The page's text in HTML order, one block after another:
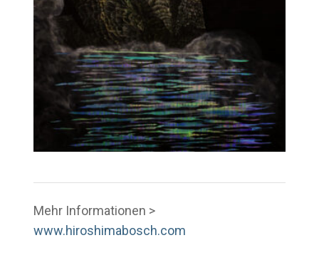
Mehr Informationen >
www.hiroshimabosch.com